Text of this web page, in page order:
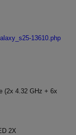
13610.php
(2x 4.32 GHz + 6x
2X